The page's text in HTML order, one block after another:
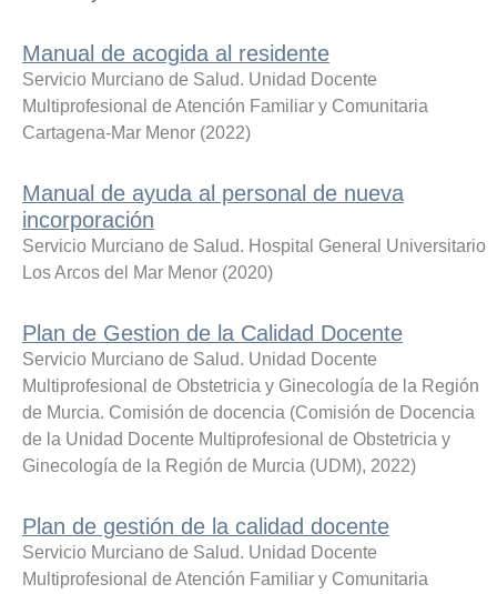
Manual de acogida al residente
Servicio Murciano de Salud. Unidad Docente
Multiprofesional de Atención Familiar y Comunitaria
Cartagena-Mar Menor (2022)
Manual de ayuda al personal de nueva
incorporación
Servicio Murciano de Salud. Hospital General Universitario
Los Arcos del Mar Menor (2020)
Plan de Gestion de la Calidad Docente
Servicio Murciano de Salud. Unidad Docente
Multiprofesional de Obstetricia y Ginecología de la Región
de Murcia. Comisión de docencia (Comisión de Docencia
de la Unidad Docente Multiprofesional de Obstetricia y
Ginecología de la Región de Murcia (UDM), 2022)
Plan de gestión de la calidad docente
Servicio Murciano de Salud. Unidad Docente
Multiprofesional de Atención Familiar y Comunitaria